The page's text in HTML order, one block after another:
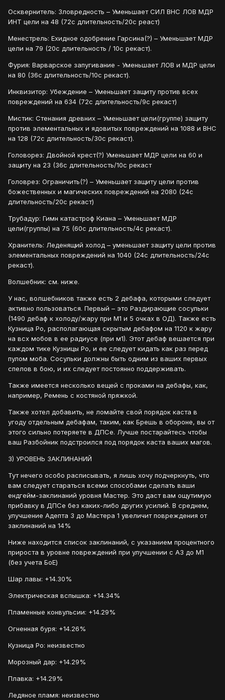
Осквернитель: Зловредность – Уменьшает СИЛ ВНС ЛОВ МДР
ИНТ цели на 48 (72с длительность/20с реаст)
Менестрель: Ехидное одобрение Гарсина(?) – Уменьшает МДР
цели на 79 (20с длительность / 10с рекаст).
Фурия: Варварское запугивание - Уменьшает ЛОВ и МДР цели
на 80 (36с длительность/10с рекаст).
Инквизитор: Убеждение – Уменьшает защиту против всех
повреждений на 634 (72с длительность/9с рекаст)
Мистик: Стенания древних – Уменьшает цели(группе) защиту
против элементальных и ядовитых повреждений на 1088 и ВНС
на 128 (72с длительность/30с рекаст).
Головорез: Двойной крест(?) Уменьшает МДР цели на 60 и
защиту на 23 (36с длительность/10с рекаст
Головрез: Ограничить(?) – Уменьшает защиту цели против
божественных и магических повреждений на 2080 (24с
длительность/20с рекаст)
Трубадур: Гимн катастроф Киана – Уменьшает МДР
цели(группы) на 75 (60с длительность/4с рекаст).
Хранитель: Леденящий холод – уменьшает защиту цели против
элементальных повреждений на 1040 (24с длительность/24с
рекаст).
Волшебник: см. ниже.
У нас, волшебников также есть 2 дебафа, которыми следует
активно пользоваться. Первый – это Раздирающие сосульки
(1490 дебаф к холоду/жару при М1 и 5 очках в ОД). Также есть
Кузница Ро, располагающая скрытым дебафом на 1120 к жару
на всх мобов в ее радиусе (при м1). Этот дебаф вешается при
каждом тике Кузницы Ро, и ее следует кидать как раз перед
пулом моба. Сосульки должны быть одним из ваших первых
спелов в бою, и их следует постоянно поддерживать.
Также имеется несколько вещей с проками на дебафы, как,
например, Ремень с костяной пряжкой.
Также хотел добавить, не ломайте свой порядок каста в
угоду отдельным дебафам, таким, как Брешь в обороне, вы от
этого сильно потеряете в ДПСе. Лучше постарайтесь чтобы
ваш Разбойник подстроился под порядок каста ваших магов.
3) УРОВЕНЬ ЗАКЛИНАНИЙ
Тут нечего особо расписывать, я лишь хочу подчеркнуть, что
вам следует стараться всеми способами сделать ваши
ендгейм-заклинаний уровня Мастер. Это даст вам ощутимую
прибавку в ДПСе без каких-либо других усилий. В среднем,
улучшение Адепта 3 до Мастера 1 увеличит повреждения от
заклинаний на 14%
Ниже находится список заклинаний, с указанием процентного
прироста в уровне повреждений при улучшении с А3 до М1
(без учета БоЕ)
Шар лавы: +14.30%
Электрическая вспышка: +14.34%
Пламенные конвульсии: +14.29%
Огненная буря: +14.26%
Кузница Ро: неизвестно
Морозный дар: +14.29%
Плавка: +14.29%
Ледяное пламя: неизвестно